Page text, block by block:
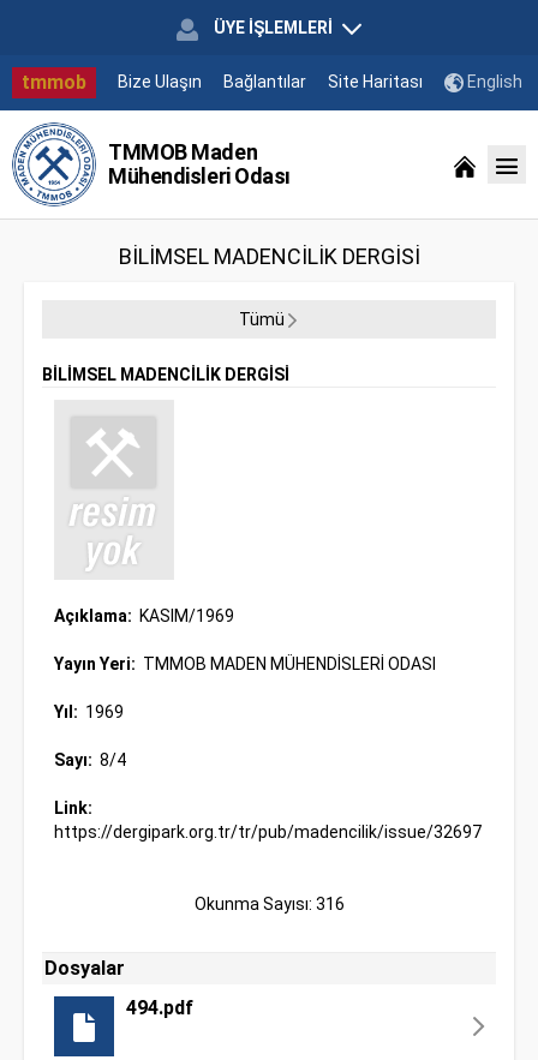
ÜYE İŞLEMLERİ
tmmob Bize Ulaşın Bağlantılar Site Haritası English
TMMOB Maden
Mühendisleri Odası
BİLİMSEL MADENCİLİK DERGİSİ
Tümü
BİLİMSEL MADENCİLİK DERGİSİ
Açıklama: KASIM/1969
Yayın Yeri: TMMOB MADEN MÜHENDİSLERİ ODASI
Yıl: 1969
Sayı: 8/4
Link:
https://dergipark.org.tr/tr/pub/madencilik/issue/32697
Okunma Sayısı: 316
Dosyalar
494.pdf